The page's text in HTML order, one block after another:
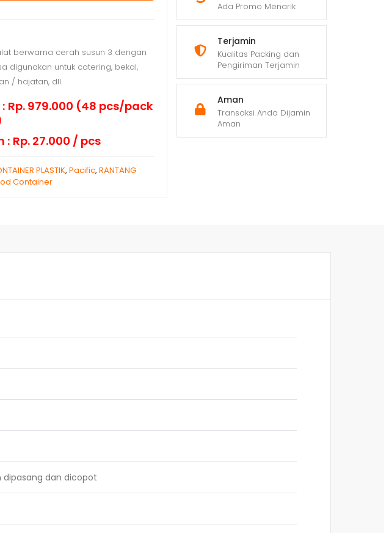
Ada Promo Menarik
Terjamin
Kualitas Packing dan
Pengiriman Terjamin
Aman
Transaksi Anda Dijamin
Aman
berwarna cerah susun 3 dengan
digunakan untuk catering, bekal,
/ hajatan, dll.
Rp. 979.000 (48 pcs/pack
: Rp. 27.000 / pcs
PLASTIK, Pacific, RANTANG
Container
dan dicopot